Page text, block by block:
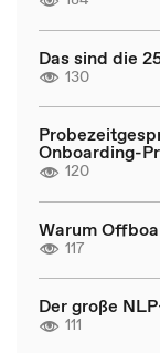
Das sind die
130
Onboarding-
120
Warum
117
Der große
111